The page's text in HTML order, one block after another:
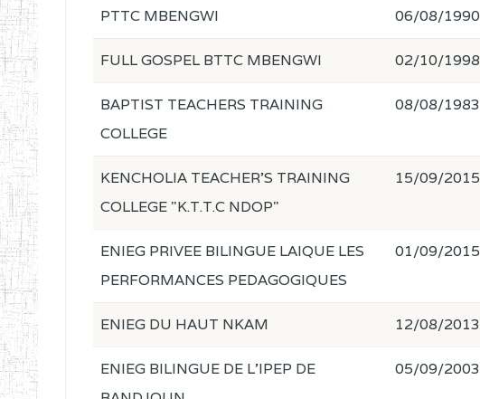
PTTC MBENGWI 06/08/1990
FULL GOSPEL BTTC MBENGWI 02/10/1998
BAPTIST TEACHERS TRAINING
COLLEGE
08/08/1983
KENCHOLIA TEACHER'S TRAINING
COLLEGE "K.T.T.C NDOP"
15/09/2015
ENIEG PRIVEE BILINGUE LAIQUE LES
PERFORMANCES PEDAGOGIQUES
01/09/2015
ENIEG DU HAUT NKAM 12/08/2013
ENIEG BILINGUE DE L'IPEP DE
05/09/2003